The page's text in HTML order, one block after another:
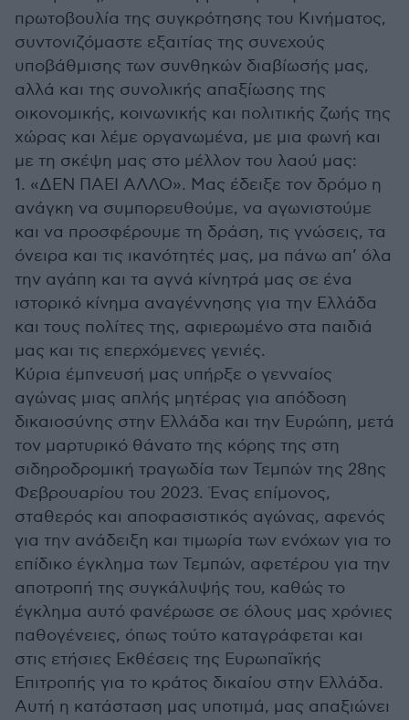
πρωτοβουλία της συγκρότησης του Κινήματος,
συντονιζόμαστε εξαιτίας της συνεχούς
υποβάθμισης των συνθηκών διαβίωσής μας,
αλλά και της συνολικής απαξίωσης της
οικονομικής, κοινωνικής και πολιτικής ζωής της
χώρας και λέμε οργανωμένα, με μια φωνή και
με τη σκέψη μας στο μέλλον του λαού μας:
1. «ΔΕΝ ΠΑΕΙ ΑΛΛΟ». Μας έδειξε τον δρόμο η
ανάγκη να συμπορευθούμε, να αγωνιστούμε
και να προσφέρουμε τη δράση, τις γνώσεις, τα
όνειρα και τις ικανότητές μας, μα πάνω απ’ όλα
την αγάπη και τα αγνά κίνητρά μας σε ένα
ιστορικό κίνημα αναγέννησης για την Ελλάδα
και τους πολίτες της, αφιερωμένο στα παιδιά
μας και τις επερχόμενες γενιές.
Κύρια έμπνευσή μας υπήρξε ο γενναίος
αγώνας μιας απλής μητέρας για απόδοση
δικαιοσύνης στην Ελλάδα και την Ευρώπη, μετά
τον μαρτυρικό θάνατο της κόρης της στη
σιδηροδρομική τραγωδία των Τεμπών της 28ης
Φεβρουαρίου του 2023. Ένας επίμονος,
σταθερός και αποφασιστικός αγώνας, αφενός
για την ανάδειξη και τιμωρία των ενόχων για το
επίδικο έγκλημα των Τεμπών, αφετέρου για την
αποτροπή της συγκάλυψής του, καθώς το
έγκλημα αυτό φανέρωσε σε όλους μας χρόνιες
παθογένειες, όπως τούτο καταγράφεται και
στις ετήσιες Εκθέσεις της Ευρωπαϊκής
Επιτροπής για το κράτος δικαίου στην Ελλάδα.
Αυτή η κατάσταση μας υποτιμά, μας απαξιώνει